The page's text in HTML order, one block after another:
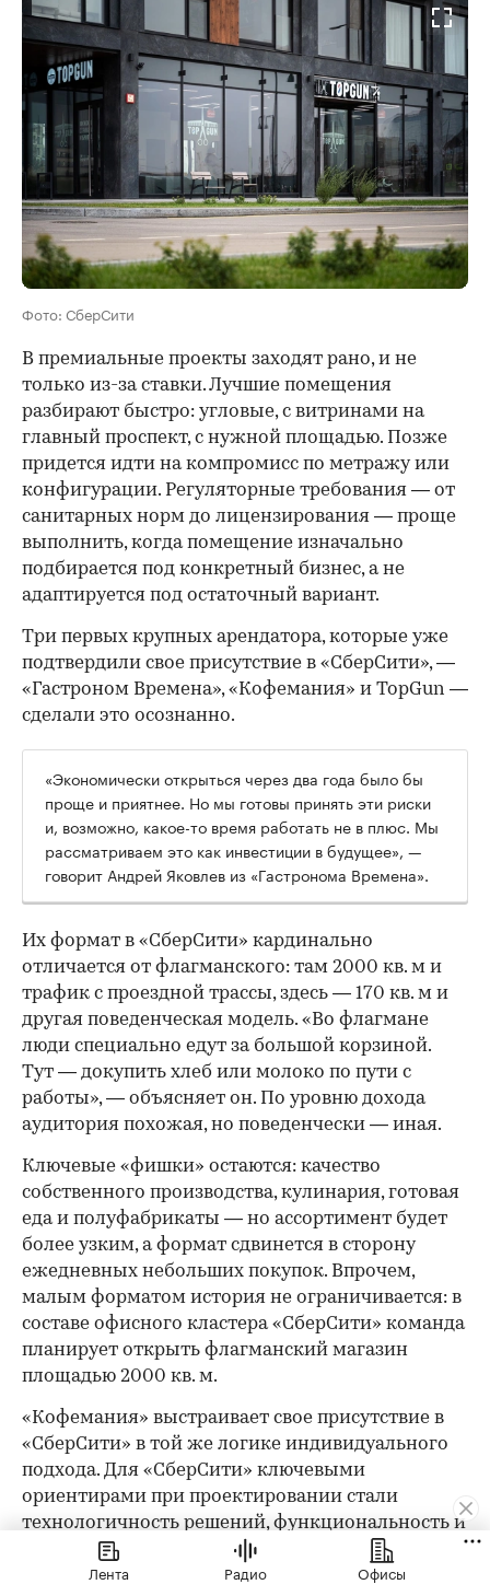
Фото: СберСити
В премиальные проекты заходят рано, и не
только из-за ставки. Лучшие помещения
разбирают быстро: угловые, с витринами на
главный проспект, с нужной площадью. Позже
придется идти на компромисс по метражу или
конфигурации. Регуляторные требования — от
санитарных норм до лицензирования — проще
выполнить, когда помещение изначально
подбирается под конкретный бизнес, а не
адаптируется под остаточный вариант.
Три первых крупных арендатора, которые уже
подтвердили свое присутствие в «СберСити», —
«Гастроном Времена», «Кофемания» и TopGun —
сделали это осознанно.
«Экономически открыться через два года было бы
проще и приятнее. Но мы готовы принять эти риски
и, возможно, какое-то время работать не в плюс. Мы
рассматриваем это как инвестиции в будущее», —
говорит Андрей Яковлев из «Гастронома Времена».
Их формат в «СберСити» кардинально
отличается от флагманского: там 2000 кв. м и
трафик с проездной трассы, здесь — 170 кв. м и
другая поведенческая модель. «Во флагмане
люди специально едут за большой корзиной.
Тут — докупить хлеб или молоко по пути с
работы», — объясняет он. По уровню дохода
аудитория похожая, но поведенчески — иная.
Ключевые «фишки» остаются: качество
собственного производства, кулинария, готовая
еда и полуфабрикаты — но ассортимент будет
более узким, а формат сдвинется в сторону
ежедневных небольших покупок. Впрочем,
малым форматом история не ограничивается: в
составе офисного кластера «СберСити» команда
планирует открыть флагманский магазин
площадью 2000 кв. м.
«Кофемания» выстраивает свое присутствие в
«СберСити» в той же логике индивидуального
подхода. Для «СберСити» ключевыми
ориентирами при проектировании стали
технологичность решений, функциональность и
лаконичность форм. «В данный момент мы
разрабатываем стратегию интеграции
Лента Радио Офисы